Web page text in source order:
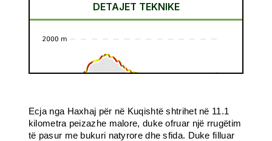
Ecja nga Haxhaj për në Kuqishtë shtrihet në 11.1
kilometra peizazhe malore, duke ofruar një rrugëtim
të pasur me bukuri natyrore dhe sfida. Duke filluar